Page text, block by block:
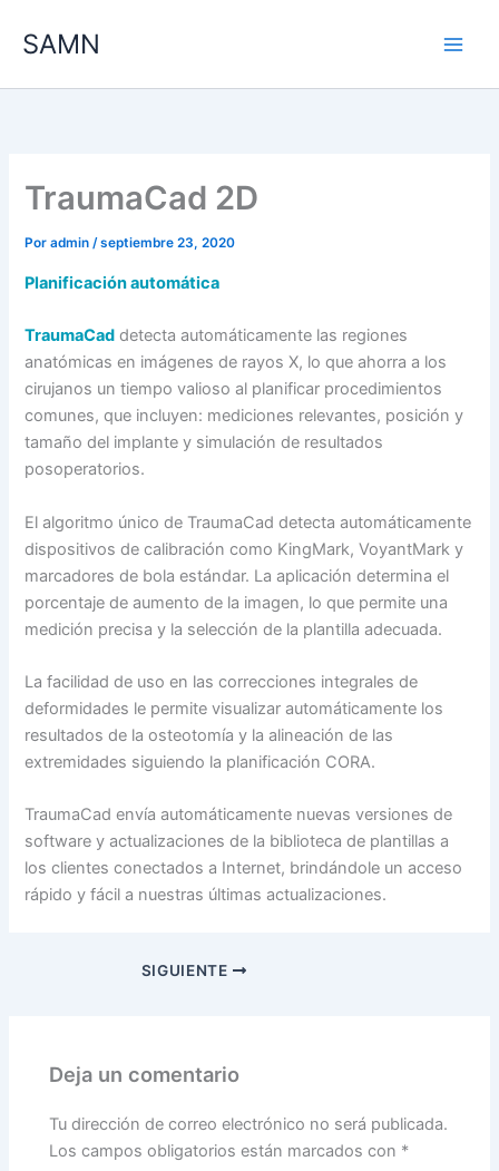
SAMN
TraumaCad 2D
Poradmin/septiembre 23, 2020
Planificación automática
TraumaCad detecta automáticamente las regiones
anatómicas en imágenes de rayos X, lo que ahorra a los
cirujanos un tiempo valioso al planificar procedimientos
comunes, que incluyen: mediciones relevantes, posición y
tamaño del implante y simulación de resultados
posoperatorios.
El algoritmo único de TraumaCad detecta automáticamente
dispositivos de calibración como KingMark, VoyantMark y
marcadores de bola estándar. La aplicación determina el
porcentaje de aumento de la imagen, lo que permite una
medición precisa y la selección de la plantilla adecuada.
La facilidad de uso en las correcciones integrales de
deformidades le permite visualizar automáticamente los
resultados de la osteotomía y la alineación de las
extremidades siguiendo la planificación CORA.
TraumaCad envía automáticamente nuevas versiones de
software y actualizaciones de la biblioteca de plantillas a
los clientes conectados a Internet, brindándole un acceso
rápido y fácil a nuestras últimas actualizaciones.
SIGUIENTE
Deja un comentario
Tu dirección de correo electrónico no será publicada.
Los campos obligatorios están marcados con *